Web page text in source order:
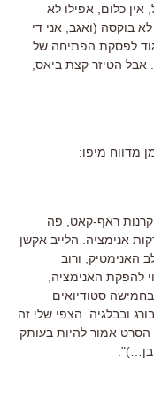
אין כלום, אפילו לא
בוקסה (ואגב, אני די
לפסקת הפתיחה של
אבל הטיזר קצת ביאס,
מדווח מיפו:
ראף-קאט, פה
בסרט 70 דקות לייב אקשן, ו-50 דקות אנימציה. הלייב אקשן
האנימטיק, ורוב
להפקת האנימציה,
סטודיואים
ובבלגיה. הצפי שלי זה
הסרט אמור להיות בעותק